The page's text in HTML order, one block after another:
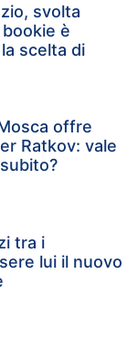
svolta
è
scelta di
offre
Ratkov: vale
tra i
lui il nuovo